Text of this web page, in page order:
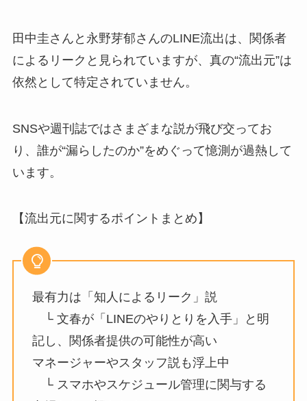
田中圭さんと永野芽郁さんのLINE流出は、関係者
によるリークと見られていますが、真の“流出元”は
依然として特定されていません。
SNSや週刊誌ではさまざまな説が飛び交ってお
り、誰が“漏らしたのか”をめぐって憶測が過熱して
います。
【流出元に関するポイントまとめ】
最有力は「知人によるリーク」説
└ 文春が「LINEのやりとりを入手」と明
記し、関係者提供の可能性が高い
マネージャーやスタッフ説も浮上中
└ スマホやスケジュール管理に関与する